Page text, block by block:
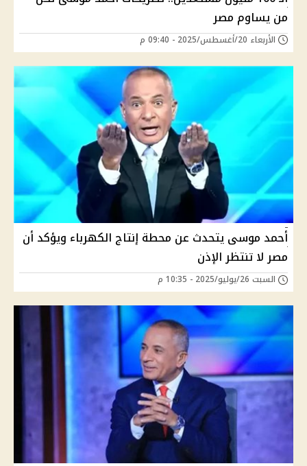
من يساوم مصر
الأربعاء 20/أغسطس/2025 - 09:40 م
أحمد موسى يتحدث عن محطة إنتاج الكهرباء ويؤكد أن
مصر لا تنتظر الإذن
السبت 26/يوليو/2025 - 10:35 م